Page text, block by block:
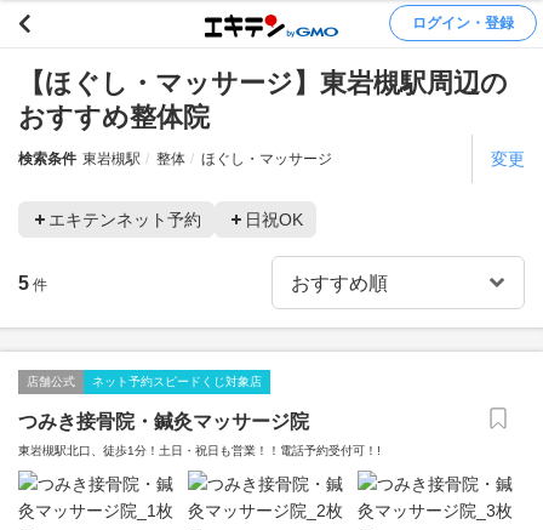
ログイン・登録
【ほぐし・マッサージ】東岩槻駅周辺の
おすすめ整体院
検索条件 東岩槻駅 整体 ほぐし・マッサージ 変更
エキテンネット予約 日祝OK
5 件
店舗公式 ネット予約スピードくじ対象店
つみき接骨院・鍼灸マッサージ院
東岩槻駅北口、徒歩1分！土日・祝日も営業！！電話予約受付可！!